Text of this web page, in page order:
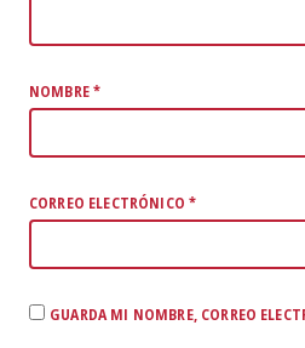
NOMBRE*
CORREO ELECTRÓNICO*
GUARDA MI NOMBRE, CORREO